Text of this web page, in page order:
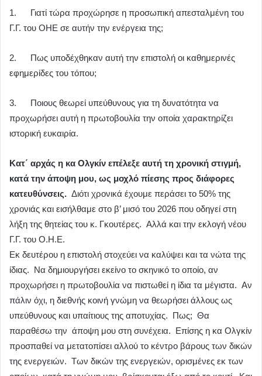
1. Γιατί τώρα προχώρησε η προσωπική απεσταλμένη του
Γ.Γ. του ΟΗΕ σε αυτήν την ενέργεια της;
2. Πως υποδέχθηκαν αυτή την επιστολή οι καθημερινές
εφημερίδες του τόπου;
3. Ποιους θεωρεί υπεύθυνους για τη δυνατότητα να
προχωρήσει αυτή η πρωτοβουλία την οποία χαρακτηρίζει
ιστορική ευκαιρία.
Κατ΄ αρχάς η κα Ολγκίν επέλεξε αυτή τη χρονική στιγμή,
κατά την άποψη μου, ως μοχλό πίεσης προς διάφορες
κατευθύνσεις. Διότι χρονικά έχουμε περάσει το 50% της
χρονιάς και εισήλθαμε στο β’ μισό του 2026 που οδηγεί στη
λήξη της θητείας του κ. Γκουτέρες. Αλλά και την εκλογή νέου
Γ.Γ. του Ο.Η.Ε.
Εκ δευτέρου η επιστολή στοχεύει να καλύψει και τα νώτα της
ίδιας. Να δημιουργήσει εκείνο το σκηνικό το οποίο, αν
προχωρήσει η πρωτοβουλία να πιστωθεί η ίδια τα μέγιστα. Αν
πάλιν όχι, η διεθνής κοινή γνώμη να θεωρήσει άλλους ως
υπεύθυνους και υπαίτιους της αποτυχίας. Πως; Θα
παραθέσω την άποψη μου στη συνέχεια. Επίσης η κα Ολγκίν
προσπαθεί να μετατοπίσει αλλού το κέντρο βάρους των δικών
της ενεργειών. Των δικών της ενεργειών, ορισμένες εκ των